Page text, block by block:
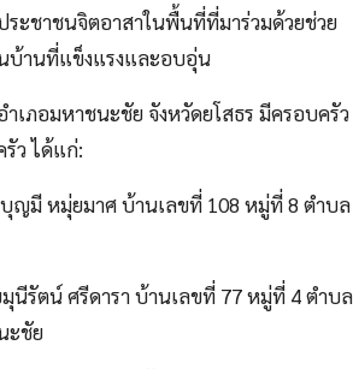
ะชาชนจิตอาสาในพื้นที่ที่มาร่วมด้วยช่วย
บ้านที่แข็งแรงและอบอุ่น
ภอมหาชนะชัย จังหวัดยโสธร มีครอบครัว
ว ได้แก่:
ญมี หมุ่ยมาศ บ้านเลขที่ 108 หมู่ที่ 8 ตำบล
นีรัตน์ ศรีดารา บ้านเลขที่ 77 หมู่ที่ 4 ตำบล
ะชัย